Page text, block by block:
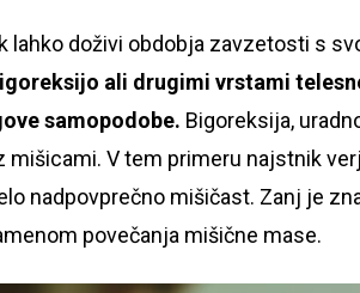
lahko doživi obdobja zavzetosti s
ali drugimi vrstami
samopodobe. Bigoreksija,
mišicami. V tem primeru najstnik
nadpovprečno mišičast. Zanj je
povečanja mišične mase.